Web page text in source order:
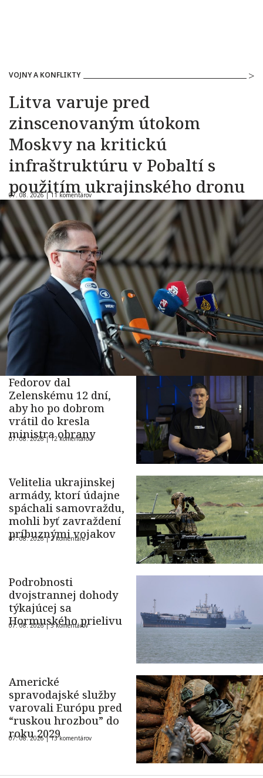
VOJNY A KONFLIKTY
Litva varuje pred
zinscenovaným útokom
Moskvy na kritickú
infraštruktúru v Pobaltí s
použitím ukrajinského dronu
07. 08. 2026 |11 komentárov
Fedorov dal
Zelenskému 12 dní,
aby ho po dobrom
vrátil do kresla
ministra obrany
07. 08. 2026 |12 komentárov
Velitelia ukrajinskej
armády, ktorí údajne
spáchali samovraždu,
mohli byť zavraždení
príbuznými vojakov
07. 08. 2026 |2 komentáre
Podrobnosti
dvojstrannej dohody
týkajúcej sa
Hormuského prielivu
07. 08. 2026 |5 komentárov
Americké
spravodajské služby
varovali Európu pred
“ruskou hrozbou” do
roku 2029
07. 08. 2026 |13 komentárov